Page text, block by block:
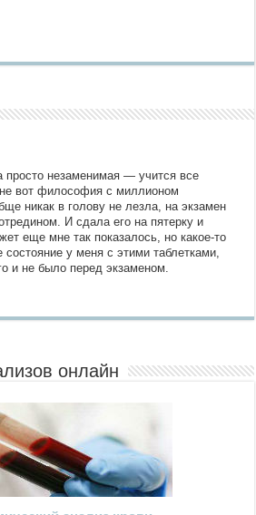
просто незаменимая — учится все
вот философия с миллионом
никак в голову не лезла, на экзамен
И сдала его на пятерку и
еще мне так показалось, но какое-то
состояние у меня с этими таблетками,
и не было перед экзаменом.
онлайн